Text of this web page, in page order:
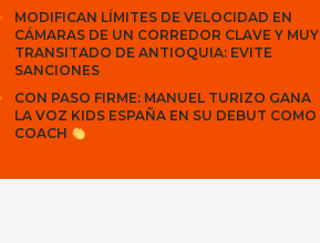
MODIFICAN LÍMITES DE VELOCIDAD EN
CÁMARAS DE UN CORREDOR CLAVE Y MUY
TRANSITADO DE ANTIOQUIA: EVITE
SANCIONES
CON PASO FIRME: MANUEL TURIZO GANA
LA VOZ KIDS ESPAÑA EN SU DEBUT COMO
COACH